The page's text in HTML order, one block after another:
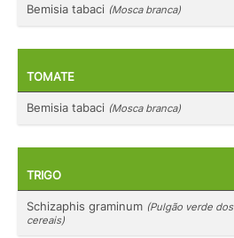
Bemisia tabaci (Mosca branca)
TOMATE
Bemisia tabaci (Mosca branca)
TRIGO
Schizaphis graminum (Pulgão verde dos
cereais)